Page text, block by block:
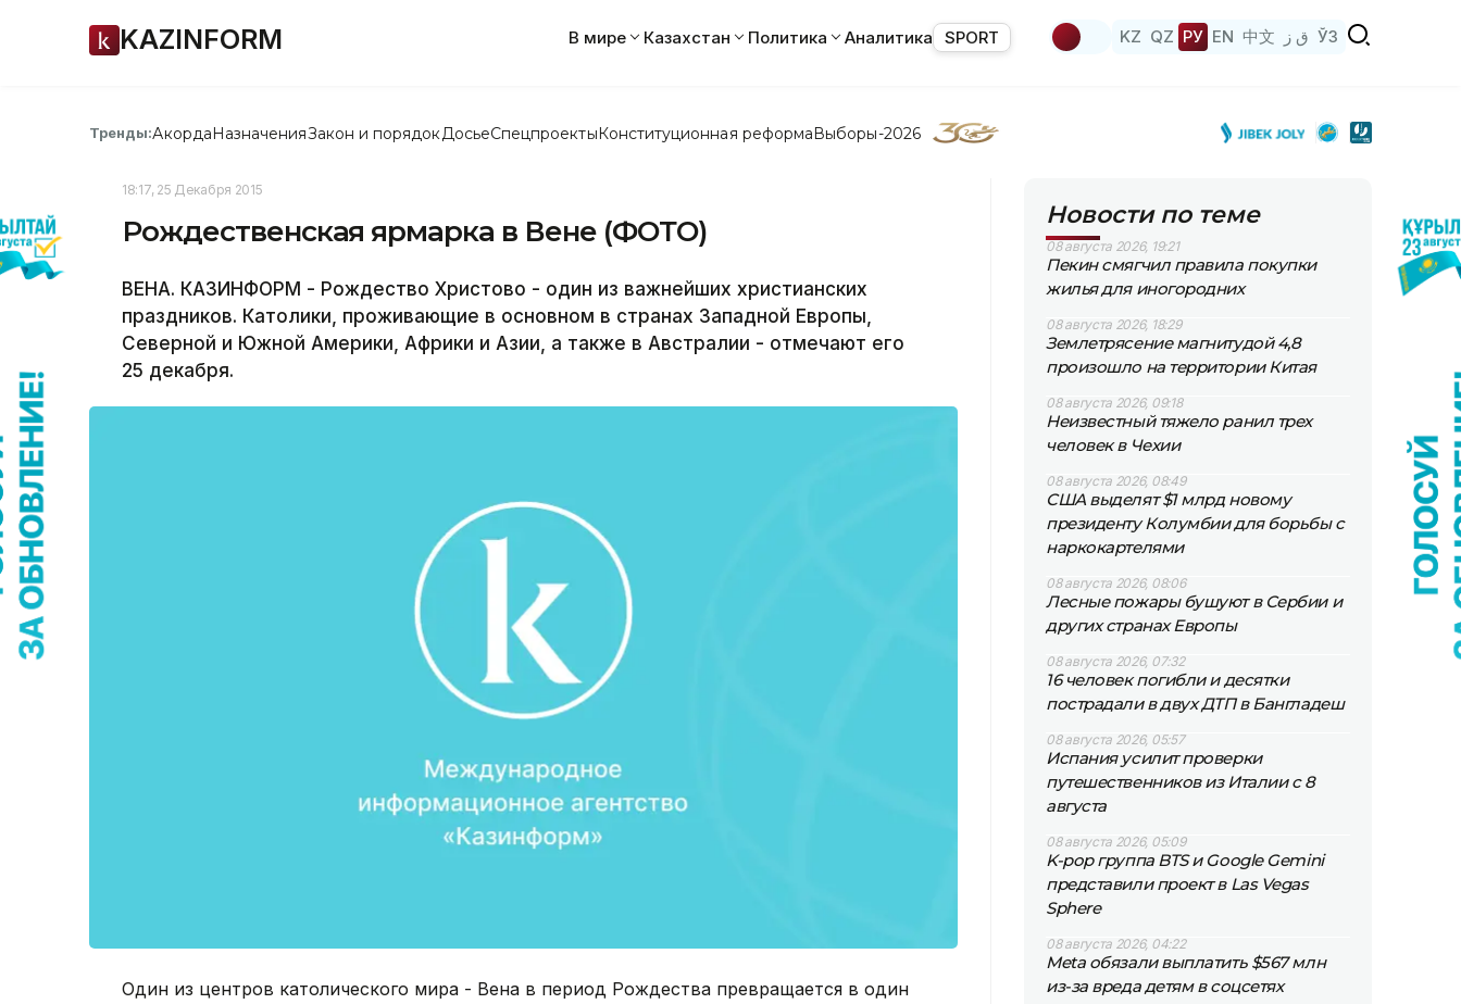
KAZINFORM В мире Казахстан Политика Аналитика SPORT KZ QZ РУ EN 中文 ق ز ЎЗ
Тренды:АкордаНазначенияЗакон и порядок ДосьеСпецпроектыКонституционная реформаВыборы-2026
18:17, 25 Декабря 2015
Рождественская ярмарка в Вене (ФОТО)
ВЕНА. КАЗИНФОРМ - Рождество Христово - один из важнейших христианских
праздников. Католики, проживающие в основном в странах Западной Европы,
Северной и Южной Америки, Африки и Азии, а также в Австралии - отмечают его
25 декабря.
Один из центров католического мира - Вена в период Рождества превращается в один
Новости по теме
08 августа 2026, 19:21
Пекин смягчил правила покупки
жилья для иногородних
08 августа 2026, 18:29
Землетрясение магнитудой 4,8
произошло на территории Китая
08 августа 2026, 09:18
Неизвестный тяжело ранил трех
человек в Чехии
08 августа 2026, 08:49
США выделят $1 млрд новому
президенту Колумбии для борьбы с
наркокартелями
08 августа 2026, 08:06
Лесные пожары бушуют в Сербии и
других странах Европы
08 августа 2026, 07:32
16 человек погибли и десятки
пострадали в двух ДТП в Бангладеш
08 августа 2026, 05:57
Испания усилит проверки
путешественников из Италии с 8
августа
08 августа 2026, 05:09
K-pop группа BTS и Google Gemini
представили проект в Las Vegas
Sphere
08 августа 2026, 04:22
Meta обязали выплатить $567 млн
из-за вреда детям в соцсетях